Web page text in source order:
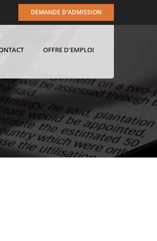
DEMANDE D'ADMISSION
OFFRE D’EMPLOI